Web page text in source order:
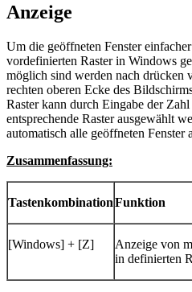
Anzeige
Um die geöffneten Fenster
vordefinierten Raster in Windows
möglich sind werden nach
rechten oberen Ecke des
Raster kann durch Eingabe der
entsprechende Raster ausgewählt
automatisch alle geöffneten Fenster
Zusammenfassung:
TastenkombinationFunktion
[Windows] + [Z]
Anzeige von
in definierten